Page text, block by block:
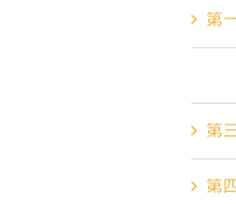
第
第
第